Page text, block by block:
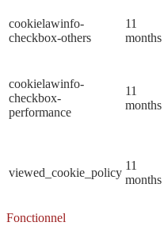
cookielawinfo-
checkbox-others
11
months
cookielawinfo-
checkbox-
performance
11
months
viewed_cookie_policy
11
months
Fonctionnel